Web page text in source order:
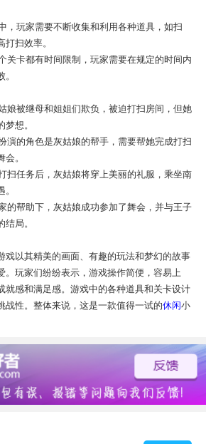
，玩家需要不断收集和利用各种道具，如扫
扫效率。
关卡都有时间限制，玩家需要在规定的时间内
娘被继母和姐姐们欺负，被迫打扫房间，但她
想。
演的角色是灰姑娘的帮手，需要帮她完成打扫
。
扫任务后，灰姑娘将穿上美丽的礼服，乘坐南
的帮助下，灰姑娘成功参加了舞会，并与王子
局。
戏以其精美的画面、有趣的玩法和梦幻的故事
。玩家们纷纷表示，游戏操作简便，容易上
就感和满足感。游戏中的各种道具和关卡设计
战性。整体来说，这是一款值得一试的休闲小